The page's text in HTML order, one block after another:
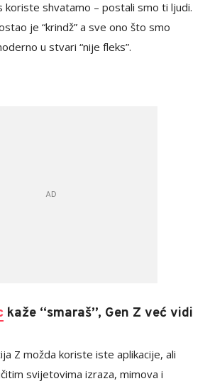
koriste shvatamo – postali smo ti ljudi.
je “krindž” a sve ono što smo
u stvari “nije fleks”.
kaže “smaraš”, Gen Z već vidi
Z možda koriste iste aplikacije, ali
svijetovima izraza, mimova i